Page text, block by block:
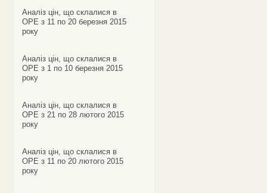
Аналіз цін, що склалися в
ОРЕ з 11 по 20 березня 2015
року
Аналіз цін, що склалися в
ОРЕ з 1 по 10 березня 2015
року
Аналіз цін, що склалися в
ОРЕ з 21 по 28 лютого 2015
року
Аналіз цін, що склалися в
ОРЕ з 11 по 20 лютого 2015
року